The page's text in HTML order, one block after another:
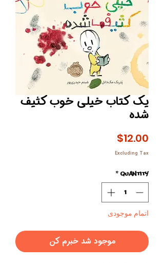
یک کتاب خیلی خوب کثیف
شده
$12.00
Excluding Tax
Quantity
*
اتمام موجودی
موجود شد خبرم کن